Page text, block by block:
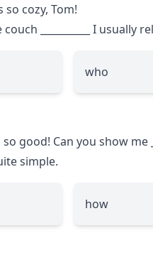
cozy, Tom!
couch
I usually
who
good! Can you show me
simple.
how